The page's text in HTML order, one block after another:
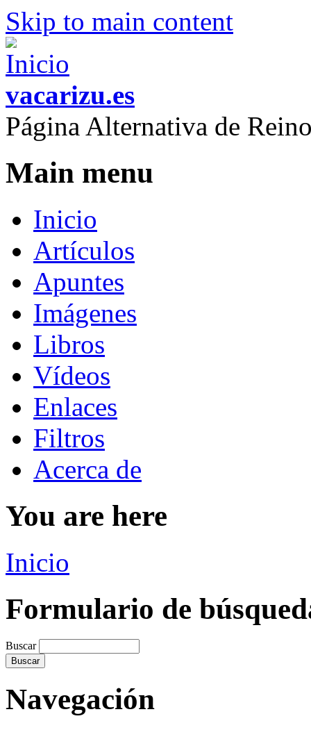
Skip to main content
vacarizu.es
Página Alternativa de
Main menu
Inicio
Artículos
Apuntes
Imágenes
Libros
Vídeos
Enlaces
Filtros
Acerca de
You are here
Inicio
Formulario de
Buscar
Navegación